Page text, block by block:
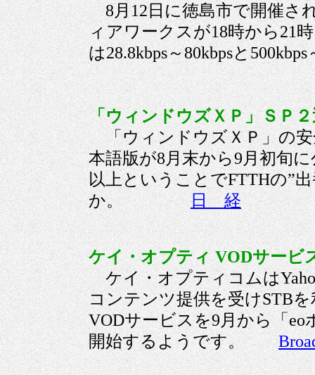
8月12日に徳島市で開催さ
ィアワークスが18時から21
は28.8kbps～80kbpsと
「ウィンドウズＸＰ」ＳＰ
「ウィンドウズＸＰ」の安
本語版が8月末から9月初旬
以上ということでFTTHの”
か。日 経
ケイ・オプティ VODサービ
ケイ・オプティコムは
コンテンツ提供を受けSTB
VODサービスを9月から「
開始するようです。